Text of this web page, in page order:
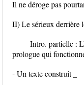
Il ne déroge pas
II) Le sérieux derrière
Intro. partielle :
prologue qui
- Un texte construit _